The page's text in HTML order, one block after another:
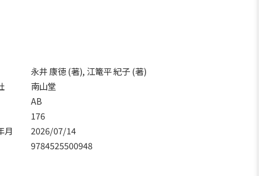
永井 康徳 (著), 江篭平 紀子 (著)
南山堂
AB
176
月
2026/07/14
9784525500948